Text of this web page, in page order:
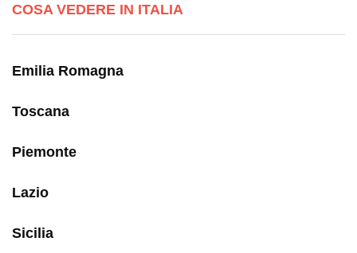
COSA VEDERE IN ITALIA
Emilia Romagna
Toscana
Piemonte
Lazio
Sicilia